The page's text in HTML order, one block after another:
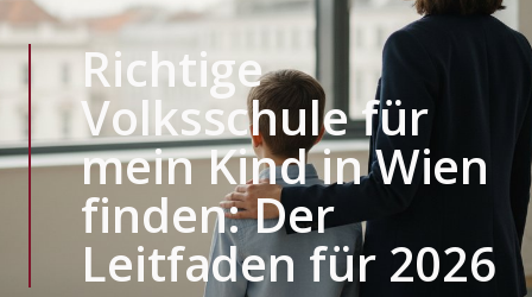
Richtige
Volksschule für
mein Kind in Wien
finden: Der
Leitfaden für 2026